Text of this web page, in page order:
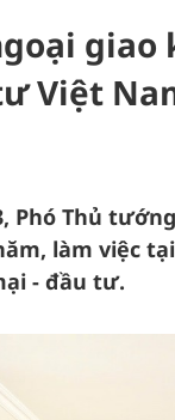
Việt
Phó Thủ
làm việc
- đầu tư.